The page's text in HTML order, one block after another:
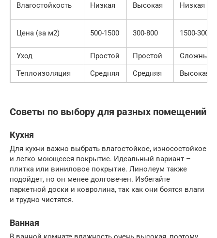
Влагостойкость Низкая Высокая Низкая
Цена (за м2) 500-1500 300-800 1500-3000
Уход Простой Простой
Сложный
Теплоизоляция
Средняя Средняя Высокая
Советы по выбору для разных помещений
Кухня
Для кухни важно выбрать влагостойкое, износостойкое
и легко моющееся покрытие. Идеальный вариант –
плитка или виниловое покрытие. Линолеум также
подойдет, но он менее долговечен. Избегайте
паркетной доски и ковролина, так как они боятся влаги
и трудно чистятся.
Ванная